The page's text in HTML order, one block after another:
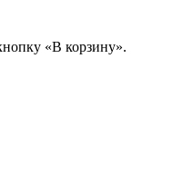
«В корзину».